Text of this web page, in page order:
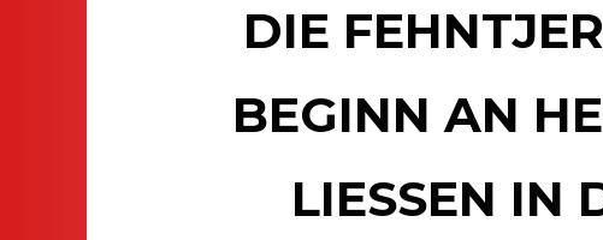
DIE
BEGINN AN
LIESSEN IN